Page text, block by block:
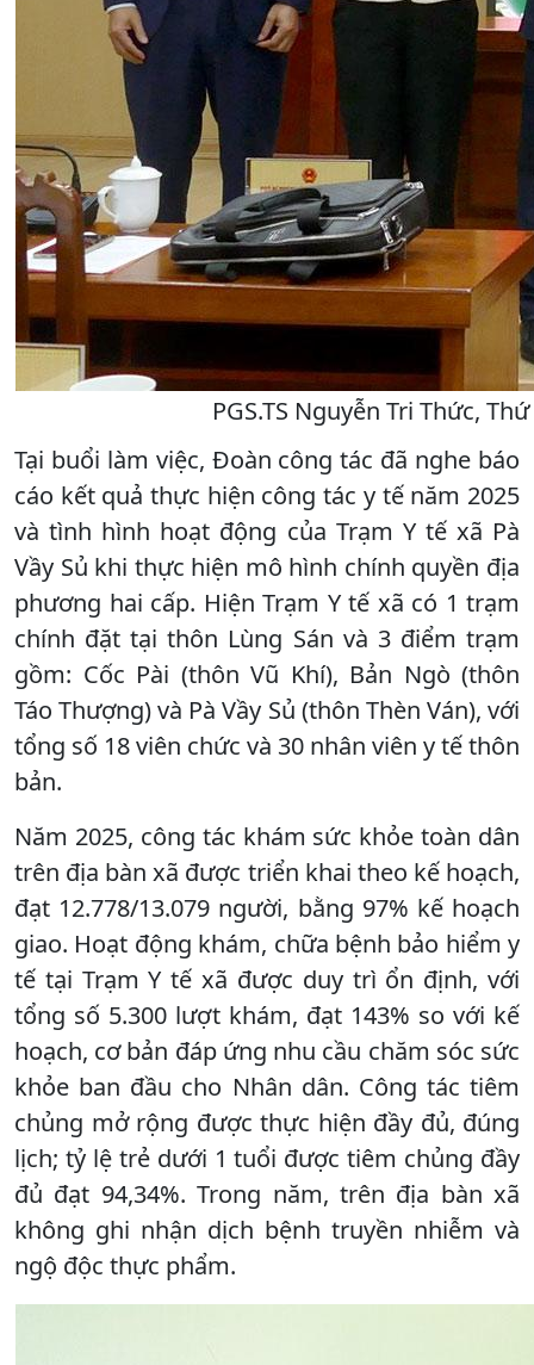
PGS.TS Nguyễn Tri Thức,
Tại buổi làm việc, Đoàn công tác đã nghe báo
cáo kết quả thực hiện công tác y tế năm 2025
và tình hình hoạt động của Trạm Y tế xã Pà
Vầy Sủ khi thực hiện mô hình chính quyền địa
phương hai cấp. Hiện Trạm Y tế xã có 1 trạm
chính đặt tại thôn Lùng Sán và 3 điểm trạm
gồm: Cốc Pài (thôn Vũ Khí), Bản Ngò (thôn
Táo Thượng) và Pà Vầy Sủ (thôn Thèn Ván), với
tổng số 18 viên chức và 30 nhân viên y tế thôn
bản.
Năm 2025, công tác khám sức khỏe toàn dân
trên địa bàn xã được triển khai theo kế hoạch,
đạt 12.778/13.079 người, bằng 97% kế hoạch
giao. Hoạt động khám, chữa bệnh bảo hiểm y
tế tại Trạm Y tế xã được duy trì ổn định, với
tổng số 5.300 lượt khám, đạt 143% so với kế
hoạch, cơ bản đáp ứng nhu cầu chăm sóc sức
khỏe ban đầu cho Nhân dân. Công tác tiêm
chủng mở rộng được thực hiện đầy đủ, đúng
lịch; tỷ lệ trẻ dưới 1 tuổi được tiêm chủng đầy
đủ đạt 94,34%. Trong năm, trên địa bàn xã
không ghi nhận dịch bệnh truyền nhiễm và
ngộ độc thực phẩm.